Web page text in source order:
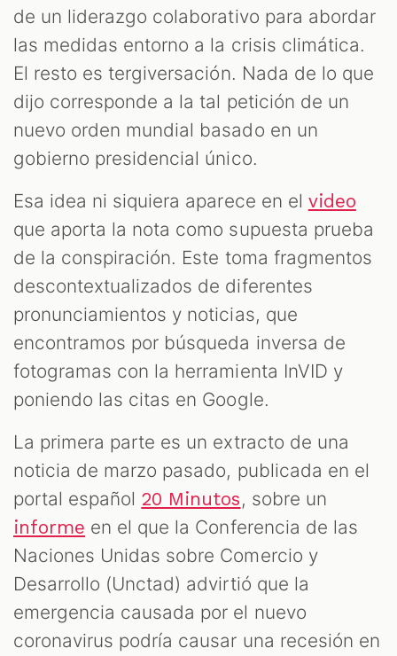
de un liderazgo colaborativo para abordar
las medidas entorno a la crisis climática.
El resto es tergiversación. Nada de lo que
dijo corresponde a la tal petición de un
nuevo orden mundial basado en un
gobierno presidencial único.
Esa idea ni siquiera aparece en el video
que aporta la nota como supuesta prueba
de la conspiración. Este toma fragmentos
descontextualizados de diferentes
pronunciamientos y noticias, que
encontramos por búsqueda inversa de
fotogramas con la herramienta InVID y
poniendo las citas en Google.
La primera parte es un extracto de una
noticia de marzo pasado, publicada en el
portal español 20 Minutos, sobre un
informe en el que la Conferencia de las
Naciones Unidas sobre Comercio y
Desarrollo (Unctad) advirtió que la
emergencia causada por el nuevo
coronavirus podría causar una recesión en